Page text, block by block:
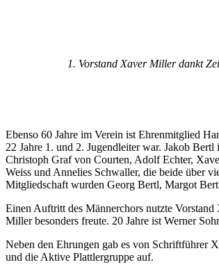
1. Vorstand Xaver Miller dankt
Ebenso 60 Jahre im Verein ist Ehrenmitglied
22 Jahre 1. und 2. Jugendleiter war. Jakob
Christoph Graf von Courten, Adolf Echter,
Weiss und Annelies Schwaller, die beide über
Mitgliedschaft wurden Georg Bertl, Margot
Einen Auftritt des Männerchors nutzte
Miller besonders freute. 20 Jahre ist Werner
Neben den Ehrungen gab es von Schriftführer
und die Aktive Plattlergruppe auf.